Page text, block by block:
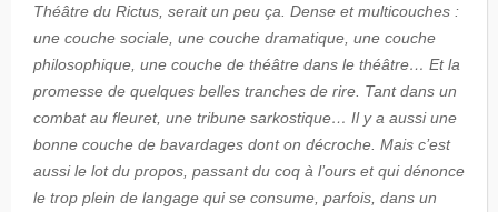
Théâtre du Rictus, serait un peu ça. Dense et multicouches :
une couche sociale, une couche dramatique, une couche
philosophique, une couche de théâtre dans le théâtre… Et la
promesse de quelques belles tranches de rire. Tant dans un
combat au fleuret, une tribune sarkostique… Il y a aussi une
bonne couche de bavardages dont on décroche. Mais c’est
aussi le lot du propos, passant du coq à l’ours et qui dénonce
le trop plein de langage qui se consume, parfois, dans un